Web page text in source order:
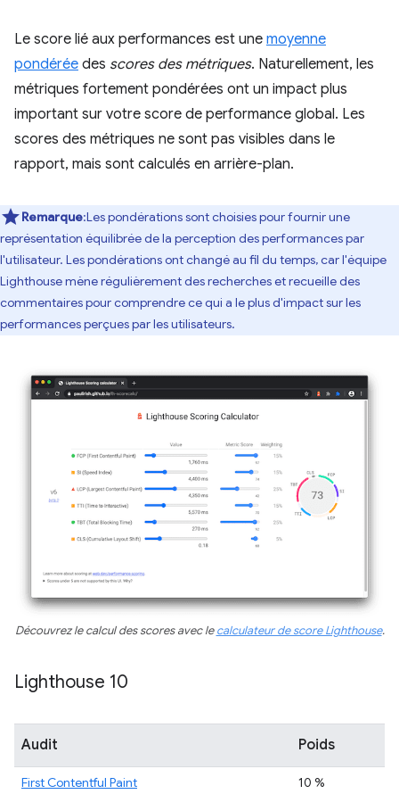
Le score lié aux performances est une moyenne
pondérée des scores des métriques. Naturellement, les
métriques fortement pondérées ont un impact plus
important sur votre score de performance global. Les
scores des métriques ne sont pas visibles dans le
rapport, mais sont calculés en arrière-plan.
Remarque:Les pondérations sont choisies pour fournir une
représentation équilibrée de la perception des performances par
l'utilisateur. Les pondérations ont changé au fil du temps, car l'équipe
Lighthouse mène régulièrement des recherches et recueille des
commentaires pour comprendre ce qui a le plus d'impact sur les
performances perçues par les utilisateurs.
Découvrez le calcul des scores avec lecalculateur de score Lighthouse.
Lighthouse 10
Audit Poids
First Contentful Paint 10 %